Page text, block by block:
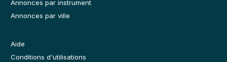
Annonces par instrument
Annonces par ville
Aide
Conditions d'utilisations